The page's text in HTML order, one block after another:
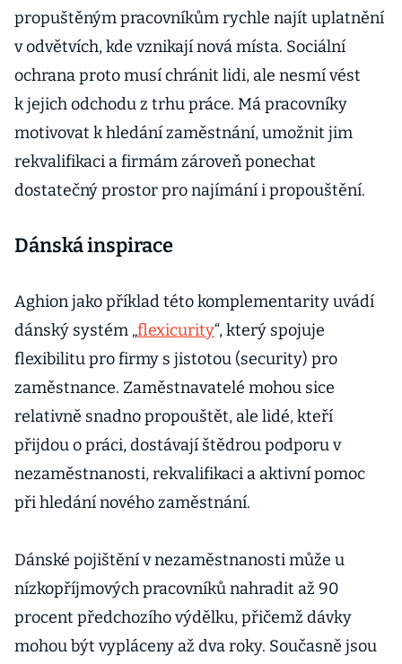
propuštěným pracovníkům rychle najít uplatnění
v odvětvích, kde vznikají nová místa. Sociální
ochrana proto musí chránit lidi, ale nesmí vést
k jejich odchodu z trhu práce. Má pracovníky
motivovat k hledání zaměstnání, umožnit jim
rekvalifikaci a firmám zároveň ponechat
dostatečný prostor pro najímání i propouštění.
Dánská inspirace
Aghion jako příklad této komplementarity uvádí
dánský systém „flexicurity“, který spojuje
flexibilitu pro firmy s jistotou (security) pro
zaměstnance. Zaměstnavatelé mohou sice
relativně snadno propouštět, ale lidé, kteří
přijdou o práci, dostávají štědrou podporu v
nezaměstnanosti, rekvalifikaci a aktivní pomoc
při hledání nového zaměstnání.
Dánské pojištění v nezaměstnanosti může u
nízkopříjmových pracovníků nahradit až 90
procent předchozího výdělku, přičemž dávky
mohou být vypláceny až dva roky. Současně jsou